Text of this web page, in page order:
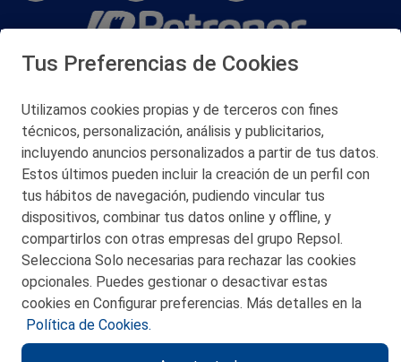
San Martín 5-Edificio Muñatones,
© 2026 Petronor S.A.
CONTACTO
MAPA WEB
POLITICA DE PRIVACIDAD
Tus Preferencias de Cookies
Utilizamos cookies propias y de terceros con fines
técnicos, personalización, análisis y publicitarios,
incluyendo anuncios personalizados a partir de tus datos.
Estos últimos pueden incluir la creación de un perfil con
tus hábitos de navegación, pudiendo vincular tus
dispositivos, combinar tus datos online y offline, y
compartirlos con otras empresas del grupo Repsol.
Selecciona Solo necesarias para rechazar las cookies
opcionales. Puedes gestionar o desactivar estas
cookies en Configurar preferencias. Más detalles en la
Política de Cookies.